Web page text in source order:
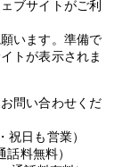
ブサイトがご利
います。準備で
トが表示されま
問い合わせくだ
日も営業）
料無料）